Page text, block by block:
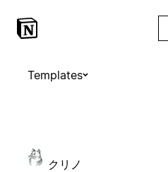
Templates
クリノ